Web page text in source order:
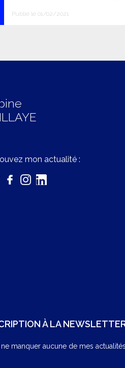
Publié le 01/02/2021
mon actualité :
À LA
ne manquer aucune de mes